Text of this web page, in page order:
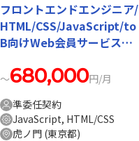
フロントエンドエンジニア/
HTML/CSS/JavaScript/to
B向けWeb会員サービス開
〜680,000円/月
準委任契約
JavaScript, HTML/CSS
虎ノ門 (東京都)